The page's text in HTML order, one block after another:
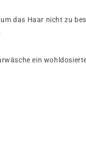
das Haar nicht zu
ein